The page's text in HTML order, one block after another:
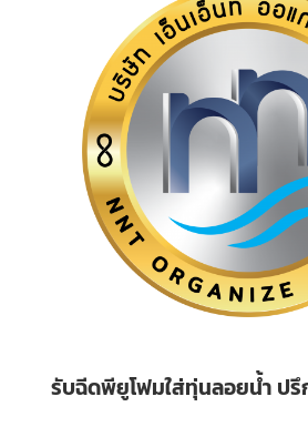
รับฉีดพียูโฟมใส่ทุ่นลอยน้ำ ปรึ